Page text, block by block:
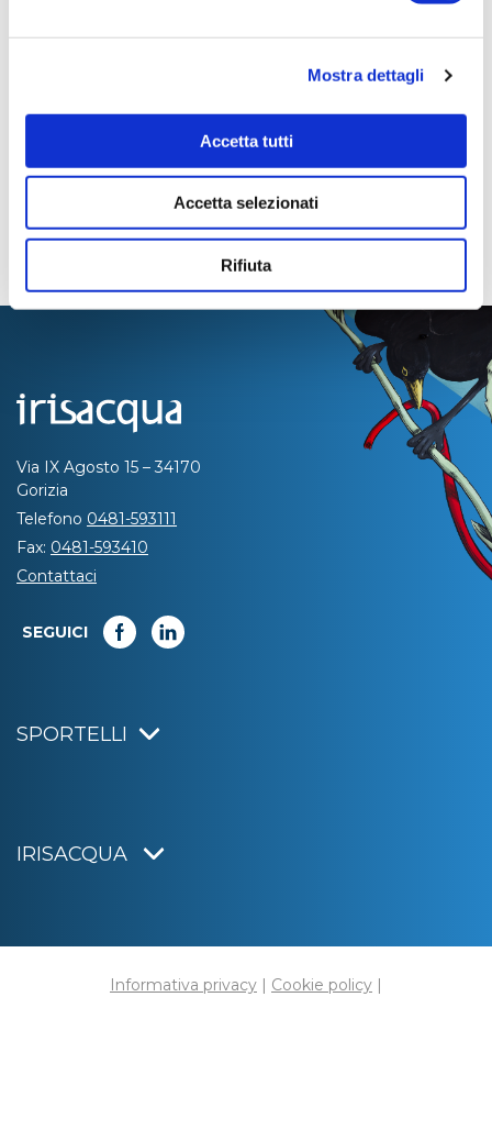
Mostra dettagli
Accetta tutti
Accetta selezionati
Rifiuta
Pagina aggiornata il 04/08/2020
Via IX Agosto 15 – 34170
Gorizia
Telefono 0481-593111
Fax: 0481-593410
Contattaci
SEGUICI
SPORTELLI
IRISACQUA
Informativa privacy | Cookie policy |